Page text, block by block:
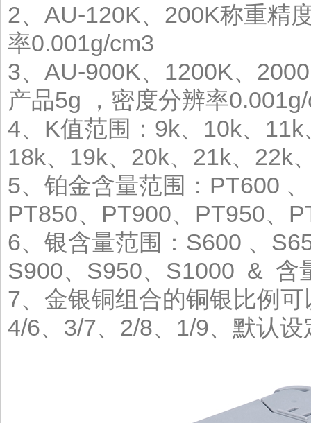
2、AU-120K、200K称重精
率0.001g/cm3
3、AU-900K、1200K、
产品5g ，密度分辨率
4、K值范围：9k、10k、
18k、19k、20k、21k、22k
5、铂金含量范围：PT600
PT850、PT900、PT950、
6、银含量范围：S600 、
S900、S950、S1000 & 含
7、金银铜组合的铜银比例
4/6、3/7、2/8、1/9、默认设